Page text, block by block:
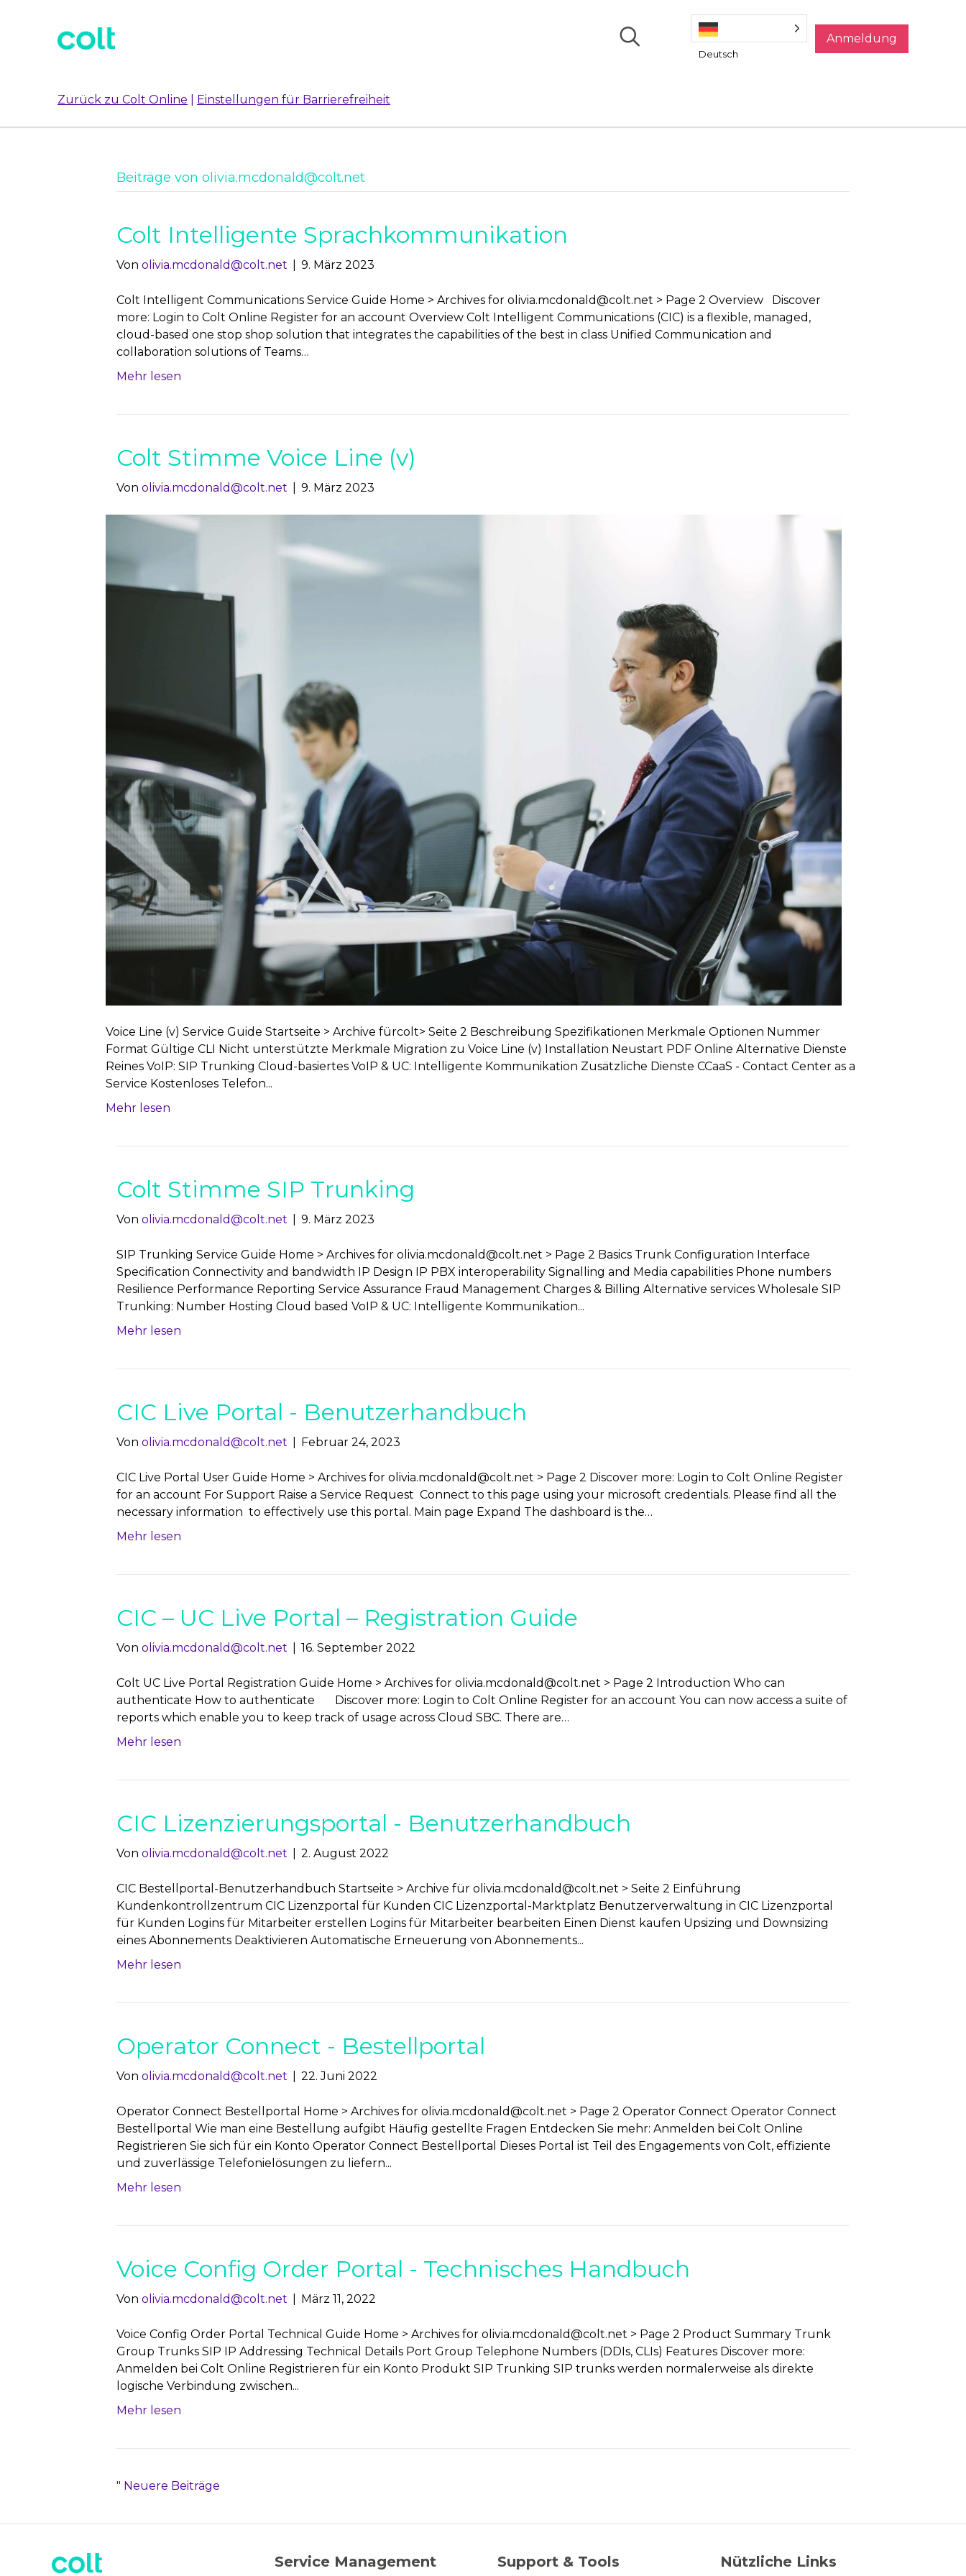
Deutsch
Anmeldung
Zurück zu Colt Online Einstellungen für Barrierefreiheit
Beiträge von olivia.mcdonald@colt.net
Colt Intelligente Sprachkommunikation
Von olivia.mcdonald@colt.net 9. März 2023
Colt Intelligent Communications Service Guide Home > Archives for olivia.mcdonald@colt.net > Page 2 Overview Discover
more: Login to Colt Online Register for an account Overview Colt Intelligent Communications (CIC) is a flexible, managed,
cloud-based one stop shop solution that integrates the capabilities of the best in class Unified Communication and
collaboration solutions of Teams…
Mehr lesen
Colt Stimme Voice Line (v)
Von olivia.mcdonald@colt.net 9. März 2023
Voice Line (v) Service Guide Startseite > Archive fürcolt> Seite 2 Beschreibung Spezifikationen Merkmale Optionen Nummer
Format Gültige CLI Nicht unterstützte Merkmale Migration zu Voice Line (v) Installation Neustart PDF Online Alternative Dienste
Reines VoIP: SIP Trunking Cloud-basiertes VoIP & UC: Intelligente Kommunikation Zusätzliche Dienste CCaaS - Contact Center as a
Service Kostenloses Telefon...
Mehr lesen
Colt Stimme SIP Trunking
Von olivia.mcdonald@colt.net 9. März 2023
SIP Trunking Service Guide Home > Archives for olivia.mcdonald@colt.net > Page 2 Basics Trunk Configuration Interface
Specification Connectivity and bandwidth IP Design IP PBX interoperability Signalling and Media capabilities Phone numbers
Resilience Performance Reporting Service Assurance Fraud Management Charges & Billing Alternative services Wholesale SIP
Trunking: Number Hosting Cloud based VoIP & UC: Intelligente Kommunikation...
Mehr lesen
CIC Live Portal - Benutzerhandbuch
Von olivia.mcdonald@colt.net Februar 24, 2023
CIC Live Portal User Guide Home > Archives for olivia.mcdonald@colt.net > Page 2 Discover more: Login to Colt Online Register
for an account For Support Raise a Service Request Connect to this page using your microsoft credentials. Please find all the
necessary information to effectively use this portal. Main page Expand The dashboard is the…
Mehr lesen
CIC – UC Live Portal – Registration Guide
Von olivia.mcdonald@colt.net 16. September 2022
Colt UC Live Portal Registration Guide Home > Archives for olivia.mcdonald@colt.net > Page 2 Introduction Who can
authenticate How to authenticate Discover more: Login to Colt Online Register for an account You can now access a suite of
reports which enable you to keep track of usage across Cloud SBC. There are…
Mehr lesen
CIC Lizenzierungsportal - Benutzerhandbuch
Von olivia.mcdonald@colt.net 2. August 2022
CIC Bestellportal-Benutzerhandbuch Startseite > Archive für olivia.mcdonald@colt.net > Seite 2 Einführung
Kundenkontrollzentrum CIC Lizenzportal für Kunden CIC Lizenzportal-Marktplatz Benutzerverwaltung in CIC Lizenzportal
für Kunden Logins für Mitarbeiter erstellen Logins für Mitarbeiter bearbeiten Einen Dienst kaufen Upsizing und Downsizing
eines Abonnements Deaktivieren Automatische Erneuerung von Abonnements...
Mehr lesen
Operator Connect - Bestellportal
Von olivia.mcdonald@colt.net 22. Juni 2022
Operator Connect Bestellportal Home > Archives for olivia.mcdonald@colt.net > Page 2 Operator Connect Operator Connect
Bestellportal Wie man eine Bestellung aufgibt Häufig gestellte Fragen Entdecken Sie mehr: Anmelden bei Colt Online
Registrieren Sie sich für ein Konto Operator Connect Bestellportal Dieses Portal ist Teil des Engagements von Colt, effiziente
und zuverlässige Telefonielösungen zu liefern...
Mehr lesen
Voice Config Order Portal - Technisches Handbuch
Von olivia.mcdonald@colt.net März 11, 2022
Voice Config Order Portal Technical Guide Home > Archives for olivia.mcdonald@colt.net > Page 2 Product Summary Trunk
Group Trunks SIP IP Addressing Technical Details Port Group Telephone Numbers (DDIs, CLIs) Features Discover more:
Anmelden bei Colt Online Registrieren für ein Konto Produkt SIP Trunking SIP trunks werden normalerweise als direkte
logische Verbindung zwischen...
Mehr lesen
" Neuere Beiträge
Service Management Support & Tools Nützliche Links